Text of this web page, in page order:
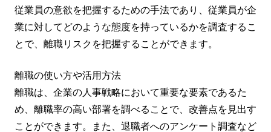
従業員の意欲を把握するための手法であり、従業員が企
業に対してどのような態度を持っているかを調査するこ
とで、離職リスクを把握することができます。
離職の使い方や活用方法
離職は、企業の人事戦略において重要な要素であるた
め、離職率の高い部署を調べることで、改善点を見出す
ことができます。また、退職者へのアンケート調査など